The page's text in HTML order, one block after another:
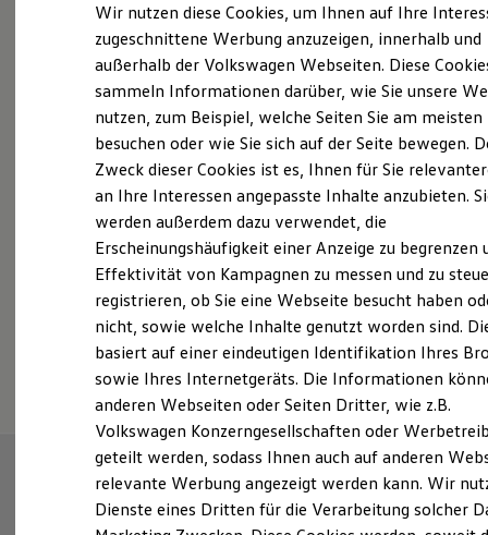
Elektroautos
ID. Tutorials
Elektrofahrzeugkonzepte
Reichweite
Reichweite der ID. Modelle
Reichweite im Winter
Laden
Laden unterwegs
Laden Zuhause
Ladezeitensimulator
Batterie
Sicherheit
Garantie und Lebensdauer
Nachhaltigkeit
Technologie
Kosten und Kauf
Verbrauchskosten
Kaufoptionen
E-Auto-Förderung
Software und Konnektivität
Die ID. Software 6
ID. Software Versionen und Updates
Digitale Extras
Schnittstellen zu Ihrem ID.
Probefahrt vereinbaren
Fahrzeugangebot anfordern
Serviceanfrage stellen
Wir nutzen diese Cookies, um Ihnen auf Ihre
zugeschnittene Werbung anzuzeigen, innerhalb und
außerhalb der Volkswagen Webseiten. Diese
sammeln Informationen darüber, wie Sie unsere
nutzen, zum Beispiel, welche Seiten Sie am meisten
besuchen oder wie Sie sich auf der Seite bewegen.
Zweck dieser Cookies ist es, Ihnen für Sie
an Ihre Interessen angepasste Inhalte anzubieten.
werden außerdem dazu verwendet, die
Erscheinungshäufigkeit einer Anzeige zu begrenzen
Effektivität von Kampagnen zu messen und zu
registrieren, ob Sie eine Webseite besucht haben
nicht, sowie welche Inhalte genutzt worden sind.
basiert auf einer eindeutigen Identifikation Ihres
sowie Ihres Internetgeräts. Die Informationen
anderen Webseiten oder Seiten Dritter, wie z.B.
Volkswagen Konzerngesellschaften oder
geteilt werden, sodass Ihnen auch auf anderen
relevante Werbung angezeigt werden kann. Wir
Dienste eines Dritten für die Verarbeitung solcher